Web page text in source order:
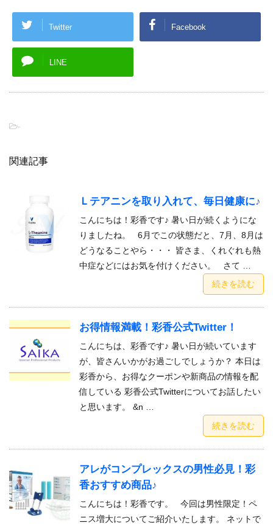
Twitter Facebook
LINE
-
関連記事
Ｌテアニンを取り入れて、毎日健康に♪
こんにちは！彩香です♪ 暑い日が続くようにな
りましたね。 6月でこの状態だと、7月、8月は
どうなることやら・・・ 皆さま、くれぐれも熱
中症などにはお気を付けください。 さて …
続きを読む
お得情報満載！彩香公式Twitter！
こんにちは、彩香です♪ 暑い日が続いています
が、皆さんいかがお過ごしでしょうか？ 本日は
彩香から、お得なクーポンや新商品の情報を配
信している 彩香公式Twitterについてお話したい
と思います。 &n …
続きを読む
アレがコンプレックスの男性必見！彩
香おすすめ商品♪
こんにちは！彩香です。 今回は男性限定！ペ
ニス増大についてご紹介いたします。 ネットで